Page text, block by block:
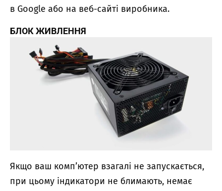
в Google або на веб-сайті виробника.
БЛОК ЖИВЛЕННЯ
Якщо ваш комп’ютер взагалі не запускається,
при цьому індикатори не блимають, немає